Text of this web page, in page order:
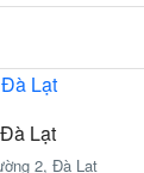
Lạt
2, Đà Lạt